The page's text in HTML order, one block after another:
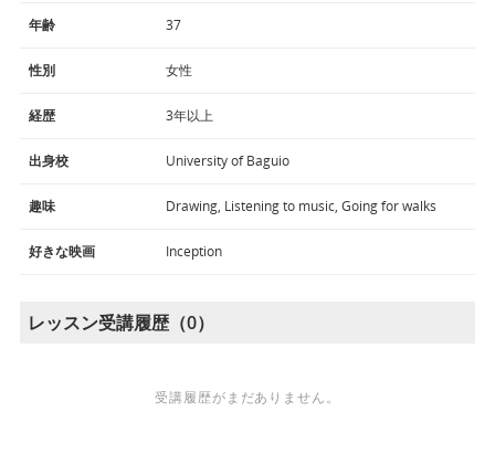
年齢 37
性別 女性
経歴 3年以上
出身校 University of Baguio
趣味 Drawing, Listening to music, Going for walks
好きな映画 Inception
レッスン受講履歴（0）
受講履歴がまだありません。